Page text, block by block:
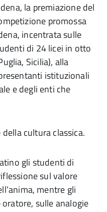
la premiazione del
promossa
incentrata sulle
di 24 licei in otto
Sicilia), alla
istituzionali
e degli enti che
cultura classica.
gli studenti di
sul valore
mentre gli
sulle analogie